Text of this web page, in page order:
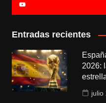
Entradas recientes
2026:
julio